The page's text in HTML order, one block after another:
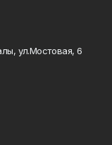
ул.Мостовая, 6